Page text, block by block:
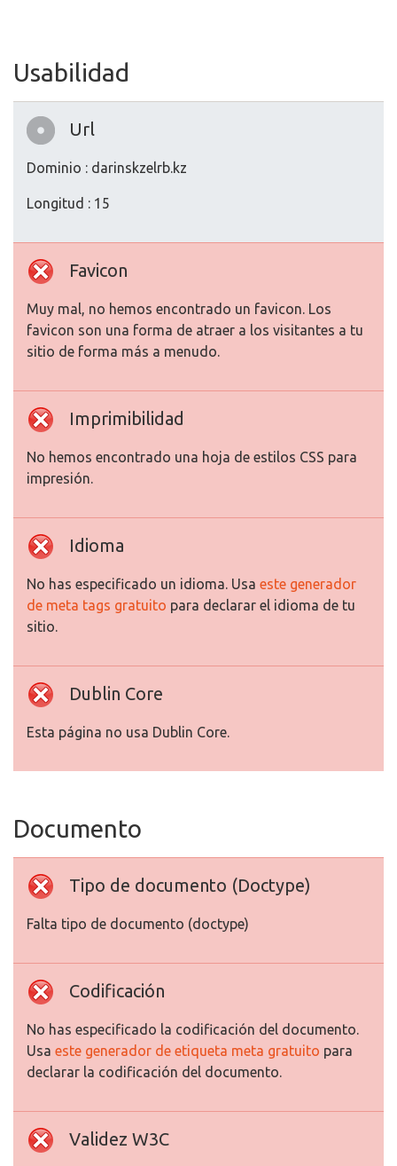
Usabilidad
Url
Dominio : darinskzelrb.kz
Longitud : 15
Favicon
Muy mal, no hemos encontrado un favicon. Los
favicon son una forma de atraer a los visitantes a tu
sitio de forma más a menudo.
Imprimibilidad
No hemos encontrado una hoja de estilos CSS para
impresión.
Idioma
No has especificado un idioma. Usa este generador
de meta tags gratuito para declarar el idioma de tu
sitio.
Dublin Core
Esta página no usa Dublin Core.
Documento
Tipo de documento (Doctype)
Falta tipo de documento (doctype)
Codificación
No has especificado la codificación del documento.
Usa este generador de etiqueta meta gratuito para
declarar la codificación del documento.
Validez W3C